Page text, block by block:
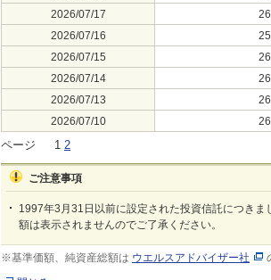
2026/07/17
2026/07/16
2026/07/15
2026/07/14
2026/07/13
2026/07/10
ページ 1 2
ご注意事項
1997年3月31日以前に設定された投資信託につき
額は表示されませんのでご了承ください。
※基準価額、純資産総額は ウエルスアドバイザー社